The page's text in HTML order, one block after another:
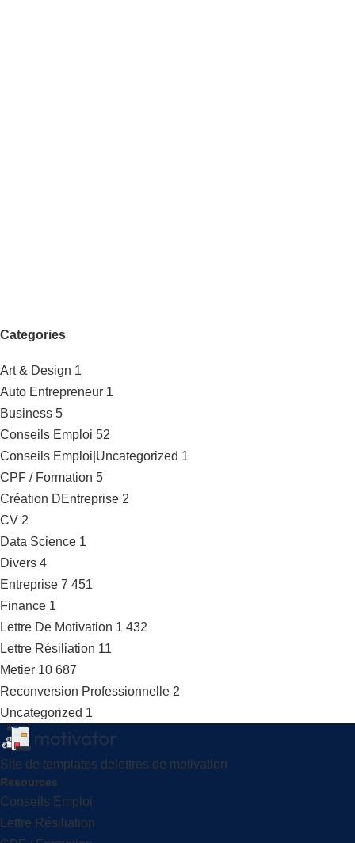
Categories
Art & Design 1
Auto Entrepreneur 1
Business 5
Conseils Emploi 52
Conseils Emploi|Uncategorized 1
CPF / Formation 5
Création DEntreprise 2
CV 2
Data Science 1
Divers 4
Entreprise 7 451
Finance 1
Lettre De Motivation 1 432
Lettre Résiliation 11
Metier 10 687
Reconversion Professionnelle 2
Uncategorized 1
Site de templates delettres de motivation
Resources
Conseils Emploi
Lettre Résiliation